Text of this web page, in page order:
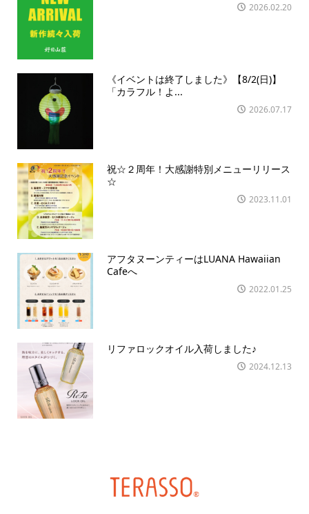
2026.02.20
《イベントは終了しました》【8/2(日)】
「カラフル！よ...
2026.07.17
祝☆２周年！大感謝特別メニューリリース
☆
2023.11.01
アフタヌーンティーはLUANA Hawaiian
Cafeへ
2022.01.25
リファロックオイル入荷しました♪
2024.12.13